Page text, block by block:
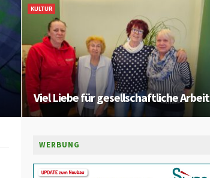
Viel Liebe für gesellschaftliche Arbeit
KULTUR
WERBUNG